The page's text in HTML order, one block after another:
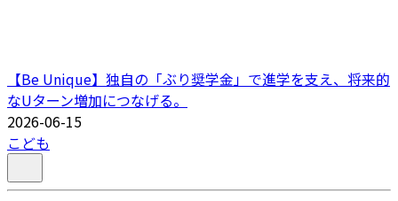
【Be Unique】独自の「ぶり奨学金」で進学を支え、将来的
なUターン増加につなげる。
2026-06-15
こども